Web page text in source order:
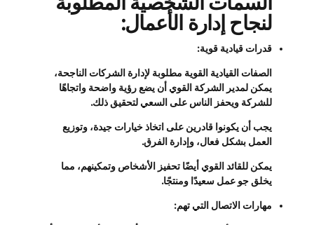
لنجاح إدارة الأعمال:
قدرات قيادية قوية:
الصفات القيادية القوية مطلوبة لإدارة الشركات الناجحة،
يمكن لمدير الشركة القوي أن يضع رؤية واضحة واتجاهًا
للشركة ويحفز الناس على السعي لتحقيق ذلك.
يجب أن يكونوا قادرين على اتخاذ خيارات جيدة، وتوزيع
العمل بشكل فعال، وإدارة الفرق.
يمكن للقائد القوي أيضًا تحفيز الأشخاص وتمكينهم، مما
يخلق جو عمل سعيدًا ومنتجًا.
مهارات الاتصال التي تهم: